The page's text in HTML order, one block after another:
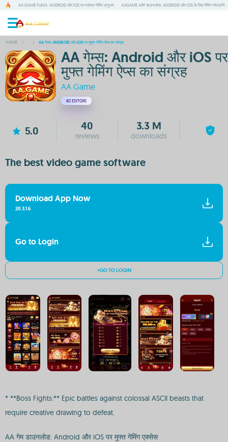
AA GAME FUNN: ANDROID और IOS पर मज़ेदार गेमिंग अनुभव AAGAME APP डाउनलोड: ANDROID और IOS के लिए गेमिंग प्लेटफ़ॉर्म
HOME / / AA गेम्स: ANDROID और IOS पर मुफ्त गेमिंग ऐप्स का संग्रह
AA गेम्स: Android और iOS पर
मुफ्त गेमिंग ऐप्स का संग्रह
AA Game
#2 EDITORS
5.0 40
reviews
3.3 M
downloads
The best video game software
Download App Now
20.3.1.6
Go to Login
>GO TO LOGIN
* **Boss Fights:** Epic battles against colossal ASCII beasts that
require creative drawing to defeat.
AA गेम डाउनलोड: Android और iOS पर मुफ्त गेमिंग एक्सेस